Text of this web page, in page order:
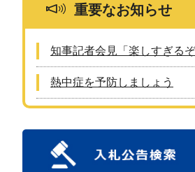
重要なお知らせ
知事記者会見「楽しすぎる
熱中症を予防しましょう